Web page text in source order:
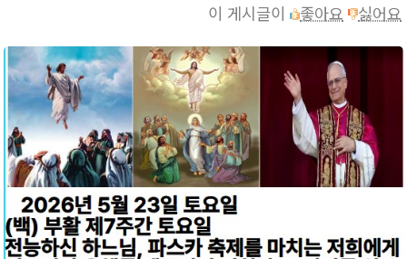
이 게시글이
좋아요 싫어요